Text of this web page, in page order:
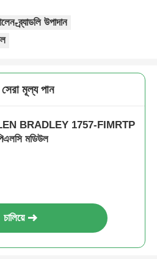
ব্র্যাডলি উপাদান
মূল্য পান
BRADLEY 1757-FIMRTP
মডিউল
চালিয়ে